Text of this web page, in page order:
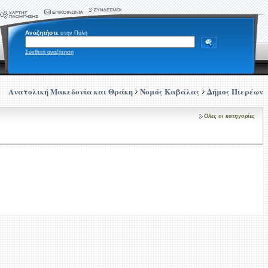
Αναζητήστε στην Πύλη
Σύνθετη αναζήτηση
Ανατολική Μακεδονία και Θράκη Νομός Καβάλας Δήμος Πιερέων
Ολες οι κατηγορίες